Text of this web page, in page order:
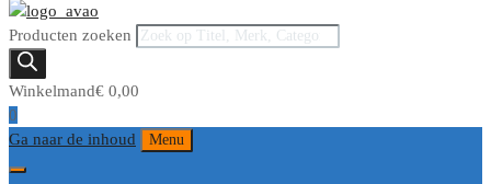
Producten zoeken
Winkelmand€ 0,00
0
Ga naar de inhoud
Menu